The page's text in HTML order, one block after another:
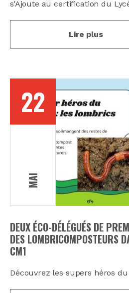
s'Ajoute au certification du
Lire plus
22
MAI
DEUX ÉCO-DÉLÉGUÉS DE
DES LOMBRICOMPOSTEURS
CM1
Découvrez les supers héros